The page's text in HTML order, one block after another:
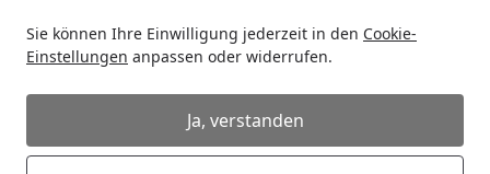
Sie können Ihre Einwilligung jederzeit in den Cookie-
Einstellungen anpassen oder widerrufen.
Ja, verstanden